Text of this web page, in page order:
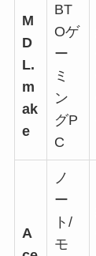
M
D
L.
m
ak
e
BT
Oゲ
ー
ミ
ン
グP
C
A
ノ
ー
ト/
モ